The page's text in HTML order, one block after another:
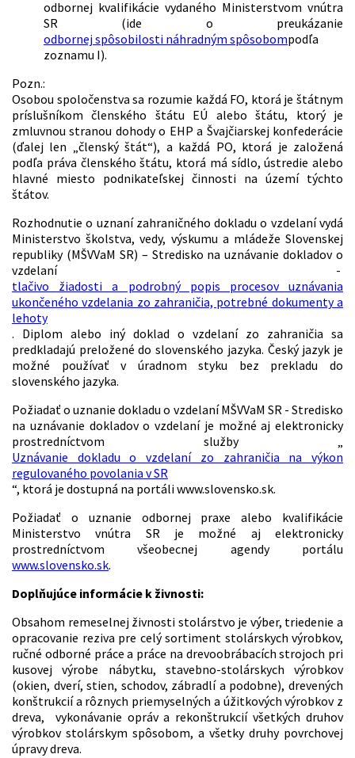
odbornej kvalifikácie vydaného Ministerstvom vnútra
SR (ide o preukázanie
odbornej spôsobilosti náhradným spôsobompodľa
zoznamu I).
Pozn.:
Osobou spoločenstva sa rozumie každá FO, ktorá je štátnym
príslušníkom členského štátu EÚ alebo štátu, ktorý je
zmluvnou stranou dohody o EHP a Švajčiarskej konfederácie
(ďalej len „členský štát“), a každá PO, ktorá je založená
podľa práva členského štátu, ktorá má sídlo, ústredie alebo
hlavné miesto podnikateľskej činnosti na území týchto
štátov.
Rozhodnutie o uznaní zahraničného dokladu o vzdelaní vydá
Ministerstvo školstva, vedy, výskumu a mládeže Slovenskej
republiky (MŠVVaM SR) – Stredisko na uznávanie dokladov o
vzdelaní -
tlačivo žiadosti a podrobný popis procesov uznávania
ukončeného vzdelania zo zahraničia, potrebné dokumenty a
lehoty
. Diplom alebo iný doklad o vzdelaní zo zahraničia sa
predkladajú preložené do slovenského jazyka. Český jazyk je
možné používať v úradnom styku bez prekladu do
slovenského jazyka.
Požiadať o uznanie dokladu o vzdelaní MŠVVaM SR - Stredisko
na uznávanie dokladov o vzdelaní je možné aj elektronicky
prostredníctvom služby „
Uznávanie dokladu o vzdelaní zo zahraničia na výkon
regulovaného povolania v SR
“, ktorá je dostupná na portáli www.slovensko.sk.
Požiadať o uznanie odbornej praxe alebo kvalifikácie
Ministerstvo vnútra SR je možné aj elektronicky
prostredníctvom všeobecnej agendy portálu
www.slovensko.sk.
Doplňujúce informácie k živnosti:
Obsahom remeselnej živnosti stolárstvo je výber, triedenie a
opracovanie reziva pre celý sortiment stolárskych výrobkov,
ručné odborné práce a práce na drevoobrábacích strojoch pri
kusovej výrobe nábytku, stavebno-stolárskych výrobkov
(okien, dverí, stien, schodov, zábradlí a podobne), drevených
konštrukcií a rôznych priemyselných a úžitkových výrobkov z
dreva, vykonávanie opráv a rekonštrukcií všetkých druhov
výrobkov stolárskym spôsobom, a všetky druhy povrchovej
úpravy dreva.